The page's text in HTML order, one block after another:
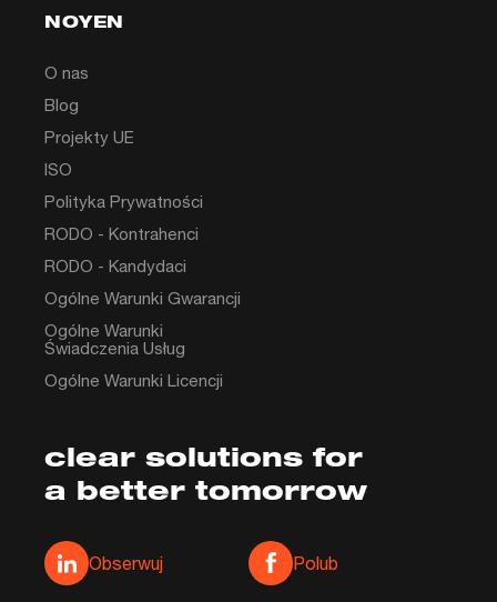
NOYEN
O nas
Blog
Projekty UE
ISO
Polityka Prywatności
RODO - Kontrahenci
RODO - Kandydaci
Ogólne Warunki Gwarancji
Ogólne Warunki
Świadczenia Usług
Ogólne Warunki Licencji
clear solutions for
a better tomorrow
Media społecznościowe
Obserwuj Polub